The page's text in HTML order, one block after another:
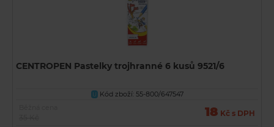
CENTROPEN Pastelky trojhranné 6 kusů 9521/6
U Kód zboží: 55-800/647547
18 Kč s DPH